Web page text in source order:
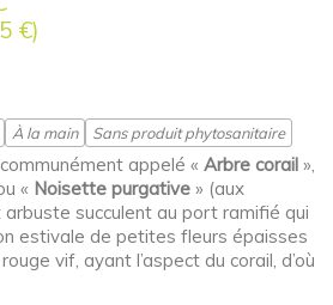
€)
À la main Sans produit phytosanitaire
appelé « Arbre corail »,
« Noisette purgative » (aux
succulent au port ramifié qui
estivale de petites fleurs épaisses
vif, ayant l’aspect du corail, d’où